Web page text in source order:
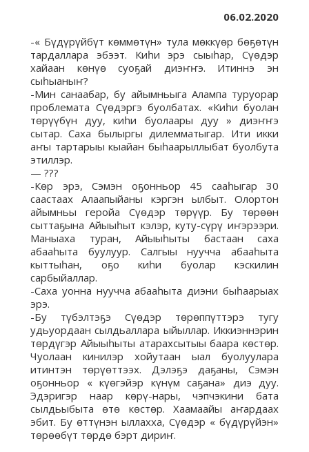
06.02.2020
-« Бүдүрүйбүт көммөтүн» тула мөккүөр бөҕөтүн
тардаллара эбээт. Киһи эрэ сыыһар, Сүөдэр
хайаан көнүө суоҕай диэҥҥэ. Итиннэ эн
сыһыаныҥ?
-Мин санаабар, бу айымньыга Алампа туруорар
проблемата Сүөдэргэ буолбатах. «Киһи буолан
төрүүбүн дуу, киһи буолаары дуу » диэҥҥэ
сытар. Саха былыргы дилемматыгар. Ити икки
аҥы тартарыы кыайан быһаарыллыбат буолбута
этиллэр.
— ???
-Көр эрэ, Сэмэн оҕонньор 45 сааһыгар 30
саастаах Алаапыйаны кэргэн ылбыт. Олортон
айымньы геройа Сүөдэр төрүүр. Бу төрөөн
сыттаҕына Айыыһыт кэлэр, куту-сүрү иҥэрээри.
Маныаха туран, Айыыһыты бастаан саха
абааһыта буулуур. Салгыы нуучча абааһыта
кыттыһан, оҕо киһи буолар кэскилин
сарбыйаллар.
-Саха уонна нуучча абааһыта диэни быһаарыах
эрэ.
-Бу түбэлтэҕэ Сүөдэр төрөппүттэрэ тугу
удьуордаан сылдьаллара ыйыллар. Иккиэннэрин
төрдүгэр Айыыһыты атарахсытыы баара көстөр.
Чуолаан кинилэр хойутаан ыал буолуулара
итинтэн төрүөттээх. Дэлэҕэ даҕаны, Сэмэн
оҕонньор « күөгэйэр күнүм саҕана» диэ дуу.
Эдэригэр наар көрү-нары, чэпчэкини бата
сылдьыбыта өтө көстөр. Хаамаайы аҥардаах
эбит. Бу өттүнэн ыллахха, Сүөдэр « бүдүрүйэн»
төрөөбүт төрдө бэрт дириҥ.